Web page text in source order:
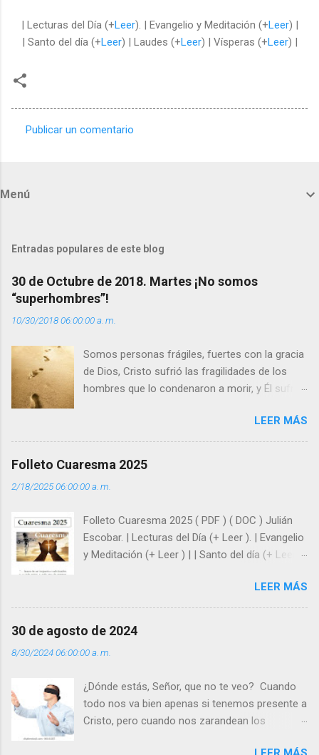
| Lecturas del Día (+Leer). | Evangelio y Meditación (+Leer) |
| Santo del día (+Leer) | Laudes (+Leer) | Vísperas (+Leer) |
t
r
i
o
s
Publicar un comentario
Menú
Entradas populares de este blog
30 de Octubre de 2018. Martes ¡No somos
“superhombres”!
10/30/2018 06:00:00 a. m.
Somos personas frágiles, fuertes con la gracia
de Dios, Cristo sufrió las fragilidades de los
hombres que lo condenaron a morir, y Él sufrió
enseña Jesucristo? Que, si seguimos sus
huellas, sin ser superhombres, podemos
afrontar las adversidades con la fuerza y la luz
siempre está pendiente de nosotros. Amar es
y protegidos por nosotros. “ Señor, soy un
árbol sin frutos, pero tú me das la savia para
que al menos mis ramas y hojas den sombra
super hombre? - ¿Superas tu fragilidad con la
gracia de Dios? Julián Escobar. | Lecturas del
Día (+ Leer ). | Evangelio y Meditación (+ Leer ) |
LEER MÁS
Folleto Cuaresma 2025
2/18/2025 06:00:00 a. m.
Folleto Cuaresma 2025 ( PDF ) ( DOC ) Julián
Escobar. | Lecturas del Día (+ Leer ). | Evangelio
y Meditación (+ Leer ) | | Santo del día (+ Leer )
LEER MÁS
30 de agosto de 2024
8/30/2024 06:00:00 a. m.
¿Dónde estás, Señor, que no te veo? Cuando
todo nos va bien apenas si tenemos presente a
Cristo, pero cuando nos zarandean los